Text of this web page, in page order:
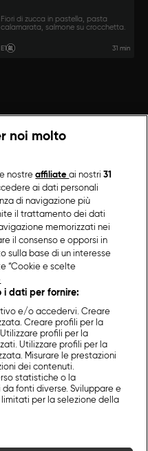
Fiori di zucca in pastella, pasta
calamarata, salmone su crocchetta.
E1 31 min
noi molto
nostreaffiliateai nostri31
ai dati personali
di navigazione più
il trattamento dei dati
memorizzati nei
il consenso e opporsi in
sulla base di un interesse
“Cookie e scelte
i dati per fornire:
e/o accedervi. Creare
Creare profili per la
profili per la
Utilizzare profili per la
Misurare le prestazioni
dei contenuti.
statistiche o la
fonti diverse. Sviluppare e
per la selezione della